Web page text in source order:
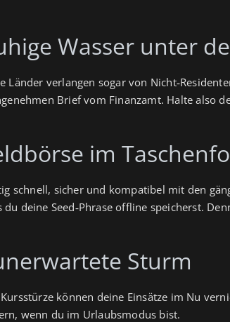
Wasser unter
verlangen sogar von
Brief vom Finanzamt. Halte also
im
schnell, sicher und kompatibel mit den
deine Seed‑Phrase offline speicherst.
Sturm
können deine Einsätze im Nu
wenn du im Urlaubsmodus bist.